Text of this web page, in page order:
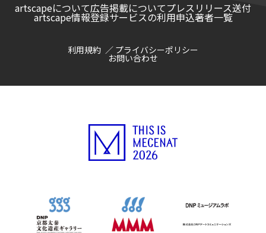
artscapeについて広告掲載についてプレスリリース送付
artscape情報登録サービスの利用申込著者一覧
利用規約 プライバシーポリシー
お問い合わせ